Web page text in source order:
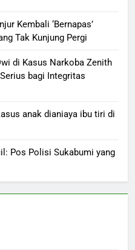
Kembali ‘Bernapas’
Tak Kunjung Pergi
di Kasus Narkoba Zenith
bagi Integritas
anak dianiaya ibu tiri di
Pos Polisi Sukabumi yang